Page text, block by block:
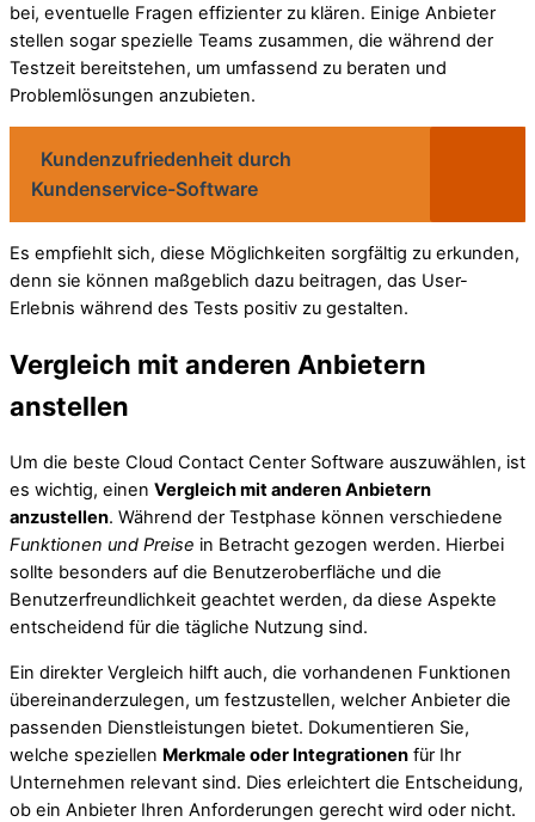
bei, eventuelle Fragen effizienter zu klären. Einige Anbieter
stellen sogar spezielle Teams zusammen, die während der
Testzeit bereitstehen, um umfassend zu beraten und
Problemlösungen anzubieten.
Kundenzufriedenheit durch
Kundenservice-Software
Es empfiehlt sich, diese Möglichkeiten sorgfältig zu erkunden,
denn sie können maßgeblich dazu beitragen, das User-
Erlebnis während des Tests positiv zu gestalten.
Vergleich mit anderen Anbietern
anstellen
Um die beste Cloud Contact Center Software auszuwählen, ist
es wichtig, einen Vergleich mit anderen Anbietern
anzustellen. Während der Testphase können verschiedene
Funktionen und Preise in Betracht gezogen werden. Hierbei
sollte besonders auf die Benutzeroberfläche und die
Benutzerfreundlichkeit geachtet werden, da diese Aspekte
entscheidend für die tägliche Nutzung sind.
Ein direkter Vergleich hilft auch, die vorhandenen Funktionen
übereinanderzulegen, um festzustellen, welcher Anbieter die
passenden Dienstleistungen bietet. Dokumentieren Sie,
welche speziellen Merkmale oder Integrationen für Ihr
Unternehmen relevant sind. Dies erleichtert die Entscheidung,
ob ein Anbieter Ihren Anforderungen gerecht wird oder nicht.